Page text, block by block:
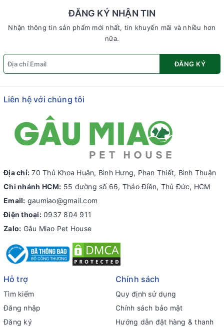
ĐĂNG KÝ NHẬN TIN
Nhận thông tin sản phẩm mới nhất, tin khuyến mãi và nhiều hơn
nữa.
ĐĂNG KÝ
Liên hệ với chúng tôi
Địa chỉ: 70 Thủ Khoa Huân, Bình Hưng, Phan Thiết, Bình Thuận
Chi nhánh HCM: 55 đường số 66, Thảo Điền, Thủ Đức, HCM
Email: gaumiao@gmail.com
Điện thoại: 0937 804 911
Zalo: Gâu Miao Pet House
Hỗ trợ
Tìm kiếm
Đăng nhập
Đăng ký
Chính sách
Quy định sử dụng
Chính sách bảo mật
Hướng dẫn đặt hàng & thanh